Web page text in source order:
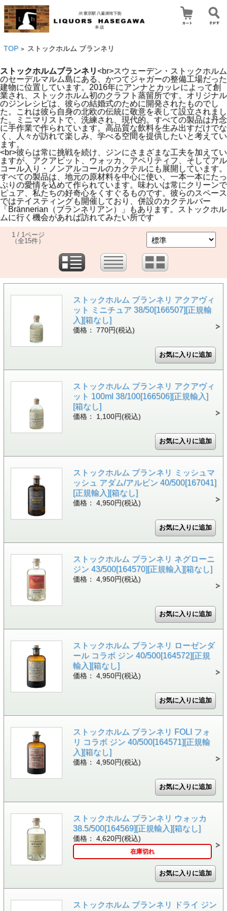
TOP > ストックホルム ブランネリ
ストックホルムブランネリ<br>スウェーデン・ストックホルム
のセーデルマルム島にある、かつてジャガーの整備工場だった
建物に位置しています。2016年にアンナとカッレによって創
業され、ストックホルム初のクラフト蒸留所です。オリジナル
のジンレシピは、彼らの結婚式のために開発されたものでし
た。これは彼ら自身の北欧の伝統に敬意を表して設立されまし
た。ミニマリストで、洗練され、現代的。すべての製品は丹念
に手作業で作られています。高品質な飲料を生み出すだけでな
く、人々が訪れて楽しみ、学べる空間を提供したいと考えてい
ます。
<br>彼らは常に挑戦を続け、ジンにさまざまな工夫を加えてい
ますが、アクアビット、ウォッカ、アペリティフ、そしてアル
コール入り・ノンアルコールのカクテルにも展開しています。
すべての製品は、地元の原材料を中心に使い、一本一本にたっ
ぷりの愛情を込めて作られています。味わいは常にクリーンで
ピュア、私たちの好奇心をくすぐるものです。彼らのスペース
ではテイスティングも開催しており、併設のカクテルバー
「Brännerian（ブランネリアン）」もあります。ストックホル
ムに行く機会があれば訪れてみたい所です
1 / 1ページ
（全15件）
ストックホルム ブランネリ アクアヴィ
ット ミニチュア 38/50[166507][正規輸
入][箱なし]
価格： 770円(税込)
ストックホルム ブランネリ アクアヴィ
ット 100ml 38/100[166506][正規輸入]
[箱なし]
価格： 1,100円(税込)
ストックホルム ブランネリ ミッシュマ
ッシュ アダム/アルビン 40/500[167041]
[正規輸入][箱なし]
価格： 4,950円(税込)
ストックホルム ブランネリ ネグローニ
ジン 43/500[164570][正規輸入][箱なし]
価格： 4,950円(税込)
ストックホルム ブランネリ ローゼンダ
ール コラボ ジン 40/500[164572][正規
輸入][箱なし]
価格： 4,950円(税込)
ストックホルム ブランネリ FOLI フォ
リ コラボ ジン 40/500[164571][正規輸
入][箱なし]
価格： 4,950円(税込)
ストックホルム ブランネリ ウォッカ
38.5/500[164569][正規輸入][箱なし]
価格： 4,620円(税込)
在庫切れ
ストックホルム ブランネリ ドライ ジン